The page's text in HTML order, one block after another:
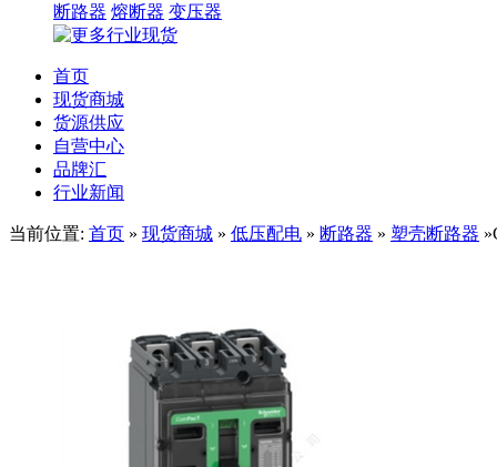
断路器 熔断器 变压器
首页
现货商城
货源供应
自营中心
品牌汇
行业新闻
当前位置: 首页 » 现货商城 » 低压配电 » 断路器 » 塑壳断路器